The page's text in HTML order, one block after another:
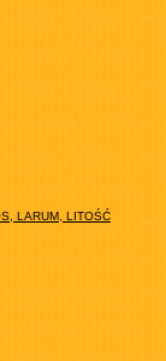
LARUM, LITOŚĆ